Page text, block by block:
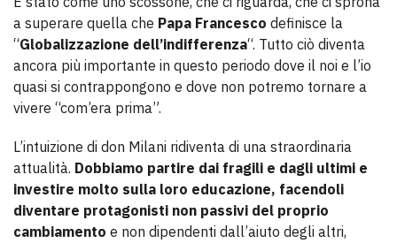
a superare quella che Papa Francesco definisce la
“Globalizzazione dell’indifferenza“. Tutto ciò diventa
ancora più importante in questo periodo dove il noi e l’io
quasi si contrappongono e dove non potremo tornare a
vivere “com’era prima”.
L’intuizione di don Milani ridiventa di una straordinaria
attualità. Dobbiamo partire dai fragili e dagli ultimi e
investire molto sulla loro educazione, facendoli
diventare protagonisti non passivi del proprio
cambiamento e non dipendenti dall’aiuto degli altri,